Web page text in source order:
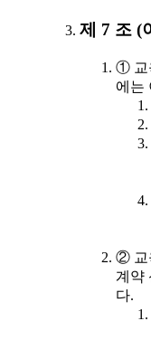
제 7 조 (
① 교
에는
② 교
계약
다.